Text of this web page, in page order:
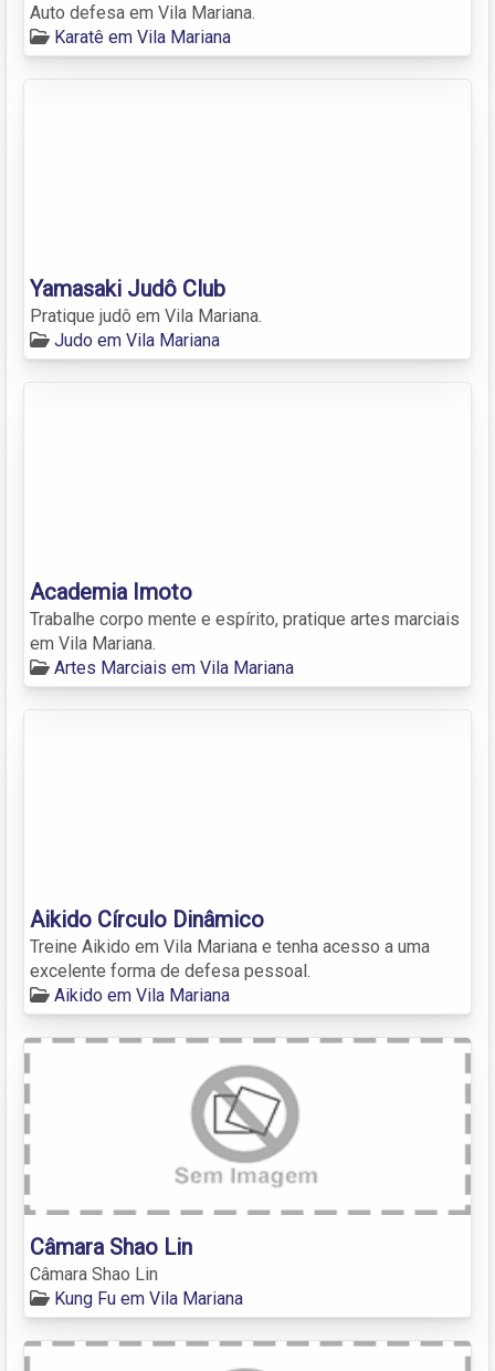
Auto defesa em Vila Mariana.
Karatê em Vila Mariana
Yamasaki Judô Club
Pratique judô em Vila Mariana.
Judo em Vila Mariana
Academia Imoto
Trabalhe corpo mente e espírito, pratique artes marciais
em Vila Mariana.
Artes Marciais em Vila Mariana
Aikido Círculo Dinâmico
Treine Aikido em Vila Mariana e tenha acesso a uma
excelente forma de defesa pessoal.
Aikido em Vila Mariana
Câmara Shao Lin
Câmara Shao Lin
Kung Fu em Vila Mariana